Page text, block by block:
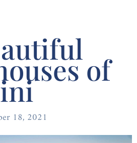
of
18, 2021